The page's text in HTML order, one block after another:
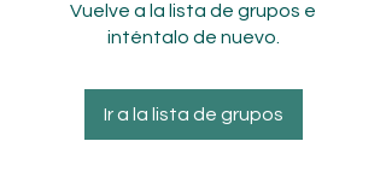
Vuelve a la lista de grupos e
inténtalo de nuevo.
Ir a la lista de grupos